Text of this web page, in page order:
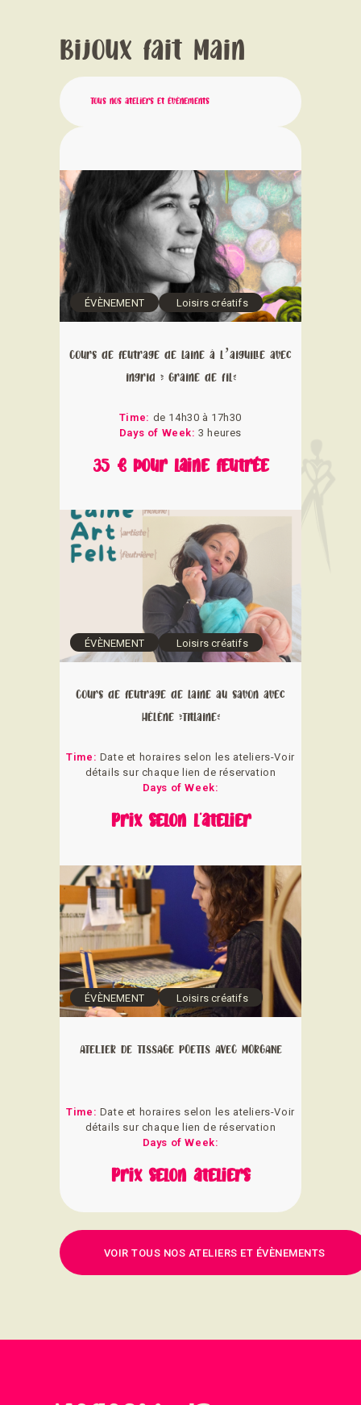
Bijoux fait Main
Tous nos ateliers et évènements
ÉVÈNEMENT Loisirs créatifs
Cours de feutrage de laine à l’aiguille avec
ingrid ( Graine de fil)
Time: de 14h30 à 17h30
Days of Week:3 heures
35 € pour laine feutrée
ÉVÈNEMENT Loisirs créatifs
Cours de feutrage de laine au savon avec
Hélène (Titlaine)
Time: Date et horaires selon les ateliers-Voir
détails sur chaque lien de réservation
Days of Week:
Prix selon l'atelier
ÉVÈNEMENT Loisirs créatifs
ATELIER DE TISSAGE POETIS AVEC MORGANE
Time: Date et horaires selon les ateliers-Voir
détails sur chaque lien de réservation
Days of Week:
Prix selon ateliers
VOIR TOUS NOS ATELIERS ET ÉVÈNEMENTS